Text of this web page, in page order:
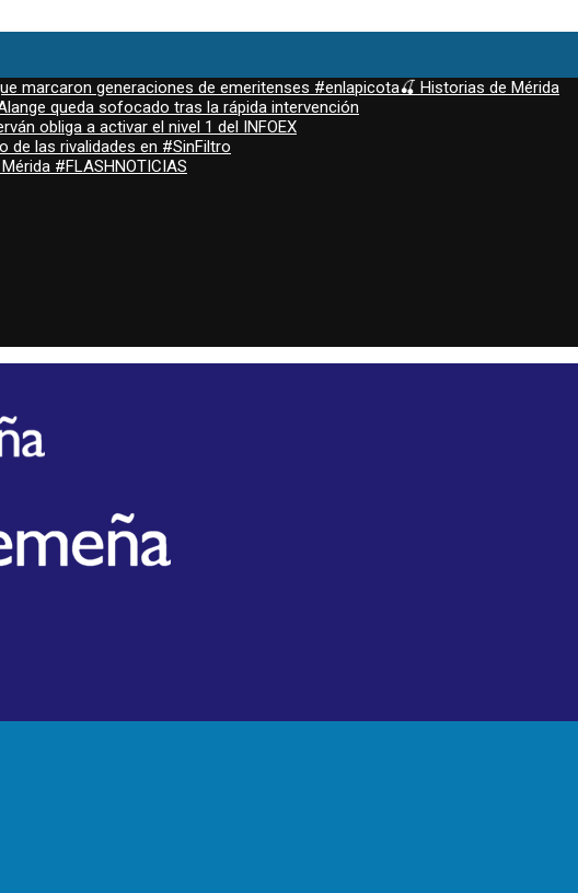
marcaron generaciones de emeritenses #enlapicota🍒 Historias de Mérida
queda sofocado tras la rápida intervención
obliga a activar el nivel 1 del INFOEX
de las rivalidades en #SinFiltro
#FLASHNOTICIAS